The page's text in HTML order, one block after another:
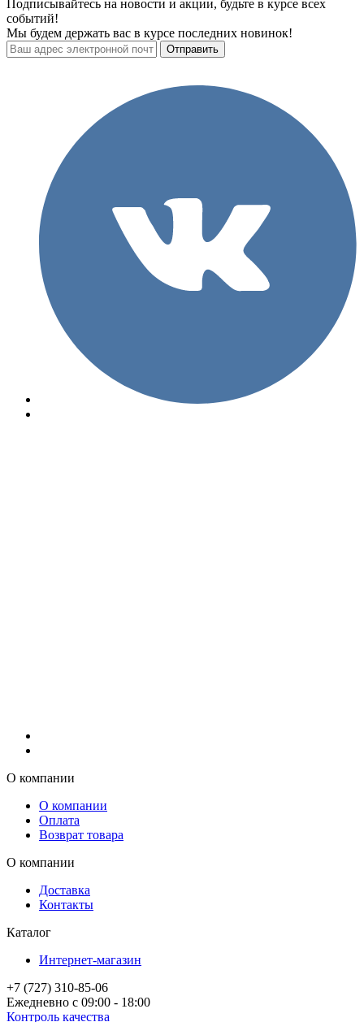
Подписывайтесь на новости и акции, будьте в курсе всех
событий!
Мы будем держать вас в курсе последних новинок!
О компании
О компании
Оплата
Возврат товара
О компании
Доставка
Контакты
Каталог
Интернет-магазин
+7 (727) 310-85-06
Ежедневно с 09:00 - 18:00
Контроль качества